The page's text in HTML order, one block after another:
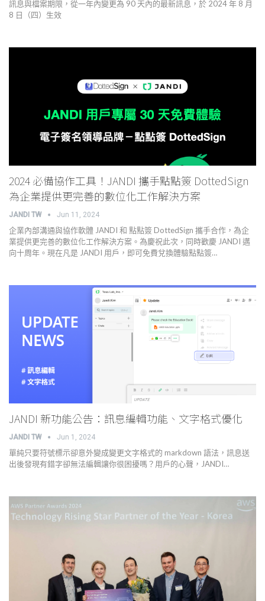
訊息與檔案期限，從一年內變更為 90 天內的最新訊息，於 2024 年 8 月
8 日（四）生效
2024 必備協作工具！JANDI 攜手點點簽 DottedSign
為企業提供更完善的數位化工作解決方案
JANDI TW Jun 11, 2024
企業內部溝通與協作軟體 JANDI 和 點點簽 DottedSign 攜手合作，為企
業提供更完善的數位化工作解決方案。為慶祝此次，同時歡慶 JANDI 邁
向十周年。現在凡是 JANDI 用戶，即可免費兌換體驗點點簽…
JANDI 新功能公告：訊息編輯功能、文字格式優化
JANDI TW Jun 1, 2024
單純只要符號標示卻意外變成變更文字格式的 markdown 語法，訊息送
出後發現有錯字卻無法編輯讓你很困擾嗎？用戶的心聲，JANDI…